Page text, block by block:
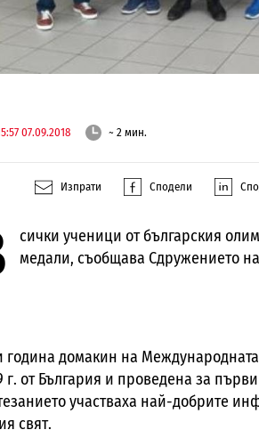
07.09.2018 ~ 2 мин.
Изпрати Сподели
сички ученици от българския
медали, съобщава Сдружението
година домакин на
г. от България и проведена за
участваха най-добрите
свят.